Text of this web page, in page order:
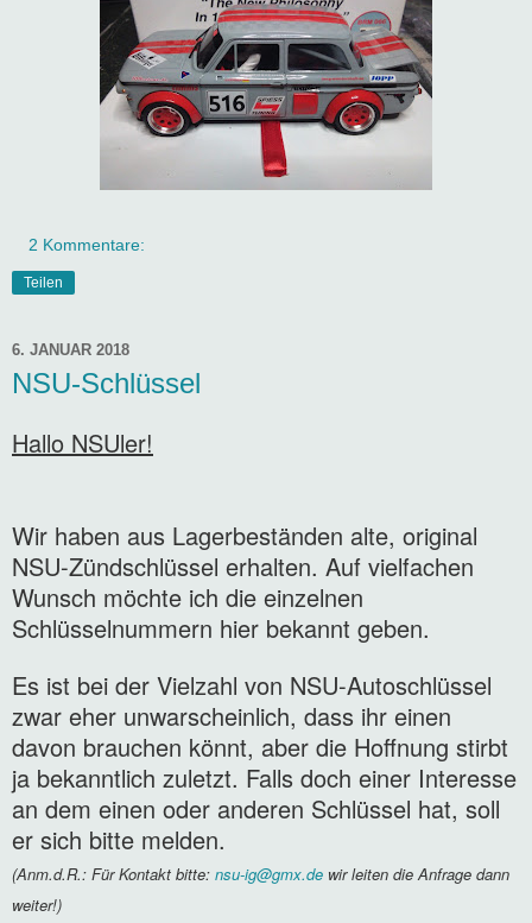
2 Kommentare:
Teilen
6. JANUAR 2018
NSU-Schlüssel
Hallo NSUler!
Wir haben aus Lagerbeständen alte, original
NSU-Zündschlüssel erhalten. Auf vielfachen
Wunsch möchte ich die einzelnen
Schlüsselnummern hier bekannt geben.
Es ist bei der Vielzahl von NSU-Autoschlüssel
zwar eher unwarscheinlich, dass ihr einen
davon brauchen könnt, aber die Hoffnung stirbt
ja bekanntlich zuletzt. Falls doch einer Interesse
an dem einen oder anderen Schlüssel hat, soll
er sich bitte melden.
(Anm.d.R.: Für Kontakt bitte: nsu-ig@gmx.de wir leiten die Anfrage dann
weiter!)